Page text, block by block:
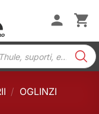
/ OGLINZI